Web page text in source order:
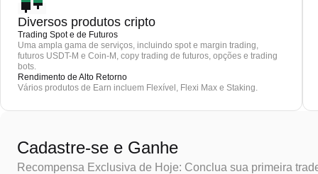
Diversos produtos cripto
Trading Spot e de Futuros
Uma ampla gama de serviços, incluindo spot e margin trading,
futuros USDT-M e Coin-M, copy trading de futuros, opções e trading
bots.
Rendimento de Alto Retorno
Vários produtos de Earn incluem Flexível, Flexi Max e Staking.
Cadastre-se e Ganhe
Recompensa Exclusiva de Hoje: Conclua sua primeira